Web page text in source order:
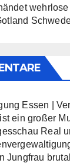
wehrlose
Essen |
ein großer
Real
Jungfrau